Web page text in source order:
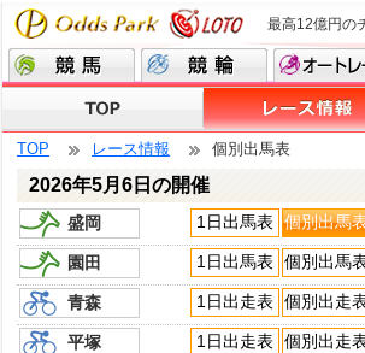
最高12億円の
TOP レース情報 個別出馬表
2026年5月6日の開催
盛岡 1日出馬表 個別出馬
園田 1日出馬表 個別出馬
青森 1日出走表 個別出走
平塚 1日出走表 個別出走